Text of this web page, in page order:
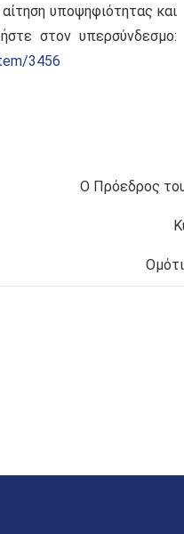
υποψηφιότητας και
στον υπερσύνδεσμο:
3456
Ο Πρόεδρος του